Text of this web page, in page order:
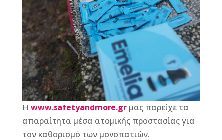
Η www.safetyandmore.grμας παρείχε τα
απαραίτητα μέσα ατομικής προστασίας για
τον καθαρισμό των μονοπατιών.